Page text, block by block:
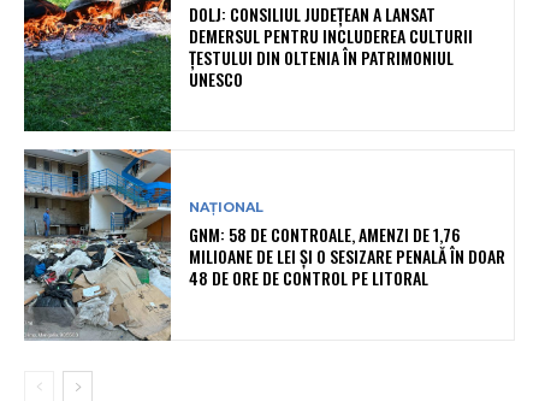
DOLJ: CONSILIUL JUDEȚEAN A LANSAT
DEMERSUL PENTRU INCLUDEREA CULTURII
ȚESTULUI DIN OLTENIA ÎN PATRIMONIUL
UNESCO
NAȚIONAL
GNM: 58 DE CONTROALE, AMENZI DE 1,76
MILIOANE DE LEI ȘI O SESIZARE PENALĂ ÎN DOAR
48 DE ORE DE CONTROL PE LITORAL